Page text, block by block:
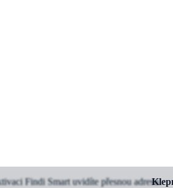
Findi Smart uvidíte přesnou adresu.